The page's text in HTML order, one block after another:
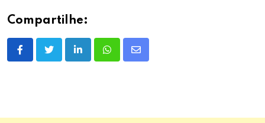
Compartilhe:
LinkedInWhatsappShare